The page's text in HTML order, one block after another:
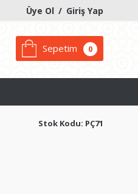
Üye Ol / Giriş Yap
Sepetim 0
Stok Kodu: PÇ71